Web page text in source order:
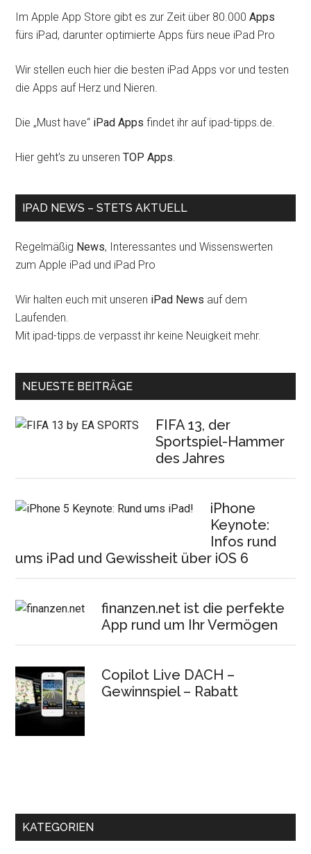
Im Apple App Store gibt es zur Zeit über 80.000Apps
fürs iPad, darunter optimierte Apps fürs neue iPad Pro
Wir stellen euch hier die besten iPad Apps vor und testen
die Apps auf Herz und Nieren.
Die „Must have“ iPad Apps findet ihr auf ipad-tipps.de.
Hier geht's zu unserenTOP Apps.
IPAD NEWS – STETS AKTUELL
Regelmäßig News, Interessantes und Wissenswerten
zum Apple iPad und iPad Pro
Wir halten euch mit unseren iPad News auf dem
Laufenden.
Mit ipad-tipps.de verpasst ihr keine Neuigkeit mehr.
NEUESTE BEITRÄGE
FIFA 13, der
Sportspiel-Hammer
des Jahres
iPhone
Keynote:
Infos rund
ums iPad und Gewissheit über iOS 6
finanzen.net ist die perfekte
App rund um Ihr Vermögen
Copilot Live DACH –
Gewinnspiel – Rabatt
KATEGORIEN